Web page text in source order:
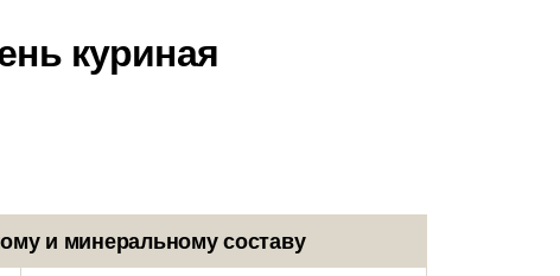
куриная
и минеральному составу